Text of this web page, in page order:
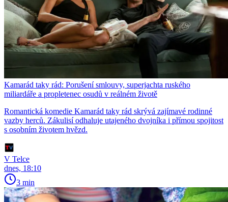
Kamarád taky rád: Porušení smlouvy, superjachta ruského
miliardáře a propletenec osudů v reálném životě
Romantická komedie Kamarád taky rád skrývá zajímavé rodinné
vazby herců. Zákulisí odhaluje utajeného dvojníka i přímou spojitost
s osobním životem hvězd.
V Telce
dnes, 18:10
3 min